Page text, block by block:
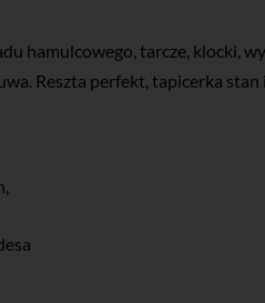
hamulcowego, tarcze, klocki,
Reszta perfekt, tapicerka stan